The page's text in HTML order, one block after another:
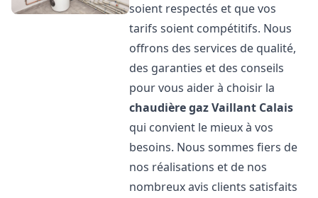
soient respectés et que vos
tarifs soient compétitifs. Nous
offrons des services de qualité,
des garanties et des conseils
pour vous aider à choisir la
chaudière gaz Vaillant Calais
qui convient le mieux à vos
besoins. Nous sommes fiers de
nos réalisations et de nos
nombreux avis clients satisfaits